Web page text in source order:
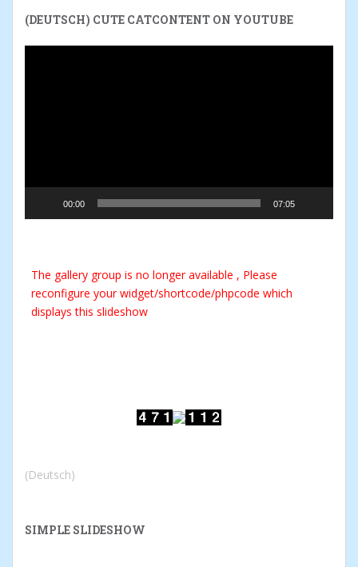
(DEUTSCH) CUTE CATCONTENT ON YOUTUBE
00:00 07:05
The gallery group is no longer available , Please
reconfigure your widget/shortcode/phpcode which
displays this slideshow
(Deutsch)
SIMPLE SLIDESHOW